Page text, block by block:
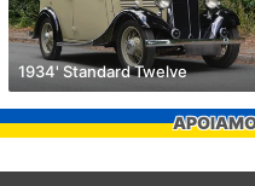
1934' Standard Twelve